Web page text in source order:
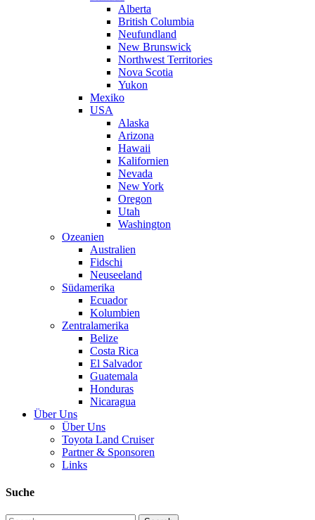
Alberta
British Columbia
Neufundland
New Brunswick
Northwest Territories
Nova Scotia
Yukon
Mexiko
USA
Alaska
Arizona
Hawaii
Kalifornien
Nevada
New York
Oregon
Utah
Washington
Ozeanien
Australien
Fidschi
Neuseeland
Südamerika
Ecuador
Kolumbien
Zentralamerika
Belize
Costa Rica
El Salvador
Guatemala
Honduras
Nicaragua
Über Uns
Über Uns
Toyota Land Cruiser
Partner & Sponsoren
Links
Suche